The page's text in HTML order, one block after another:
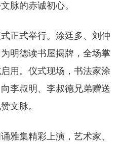
脉的赤诚初心。
正式举行。涂廷多、刘仲
明德读书屋揭牌，全场掌
用。仪式现场，书法家涂
李叔明、李叔德兄弟赠送
文脉。
雅集精彩上演，艺术家、